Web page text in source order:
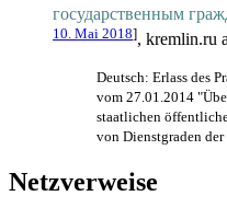
государственным
10. Mai 2018], kremlin.ru
Deutsch: Erlass des
vom 27.01.2014
staatlichen
von Dienstgraden
Netzverweise